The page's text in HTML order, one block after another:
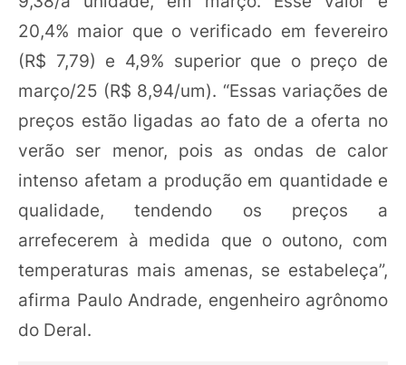
20,4% maior que o verificado em fevereiro
(R$ 7,79) e 4,9% superior que o preço de
março/25 (R$ 8,94/um). “Essas variações de
preços estão ligadas ao fato de a oferta no
verão ser menor, pois as ondas de calor
intenso afetam a produção em quantidade e
qualidade, tendendo os preços a
arrefecerem à medida que o outono, com
temperaturas mais amenas, se estabeleça”,
afirma Paulo Andrade, engenheiro agrônomo
do Deral.